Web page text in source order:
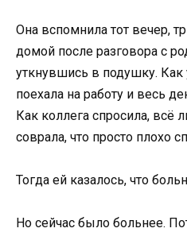
Она вспомнила тот вечер,
домой после разговора с
уткнувшись в подушку. Как
поехала на работу и весь
Как коллега спросила, всё
соврала, что просто плохо
Тогда ей казалось, что
Но сейчас было больнее.